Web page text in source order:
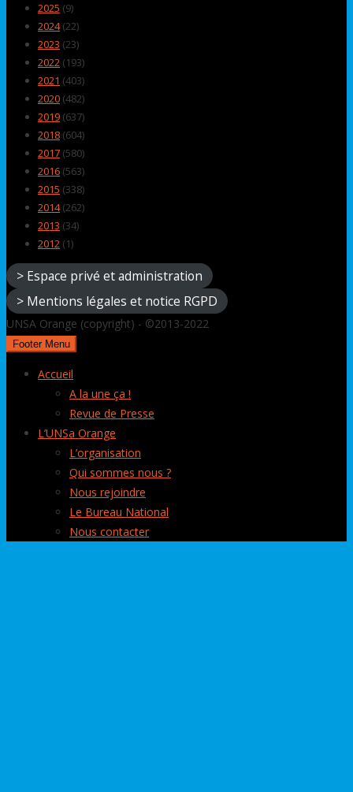
2025 (9)
2024(22)
2023 (23)
2022 (193)
2021 (403)
2020 (482)
2019 (637)
2018 (604)
2017 (580)
2016 (563)
2015 (338)
2014(262)
2013 (34)
2012 (1)
> Espace privé et administration
> Mentions légales et notice RGPD
UNSA Orange (copyright) - ©2013-2022
Footer Menu
Accueil
A la une ça !
Revue de Presse
L’UNSa Orange
L’organisation
Qui sommes nous ?
Nous rejoindre
Le Bureau National
Nous contacter